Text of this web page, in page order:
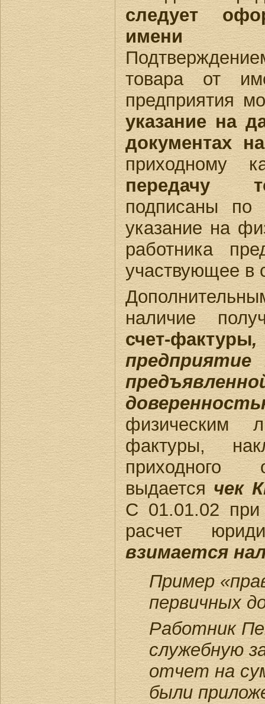
следует
имени
товара от
предприятия
указание на
документах
приходному
передачу
подписаны по
указание на
работника
участвующее в
наличие
счет-фактуры,
физическим
фактуры,
приходного
выдаетсячек
С 01.01.02 при
расчет
взимается
Пример
первичных
Работник
служебную
отчет на
были